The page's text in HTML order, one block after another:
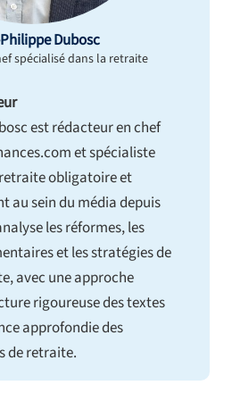
Dubosc
spécialisé dans la retraite
est rédacteur en chef
et spécialiste
obligatoire et
au sein du média depuis
les réformes, les
et les stratégies de
avec une approche
rigoureuse des textes
approfondie des
de retraite.